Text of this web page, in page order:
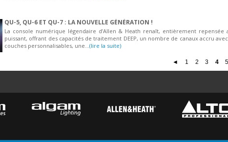
QU-5, QU-6 ET QU-7 : LA NOUVELLE GÉNÉRATION !
La console numérique légendaire d’Allen & Heath renaît, entièrement repensée
puissant, offrant des capacités de traitement DEEP, un nombre de canaux accru
couches personnalisables, une... (lire la suite)
◄ 1 2 3 4 5